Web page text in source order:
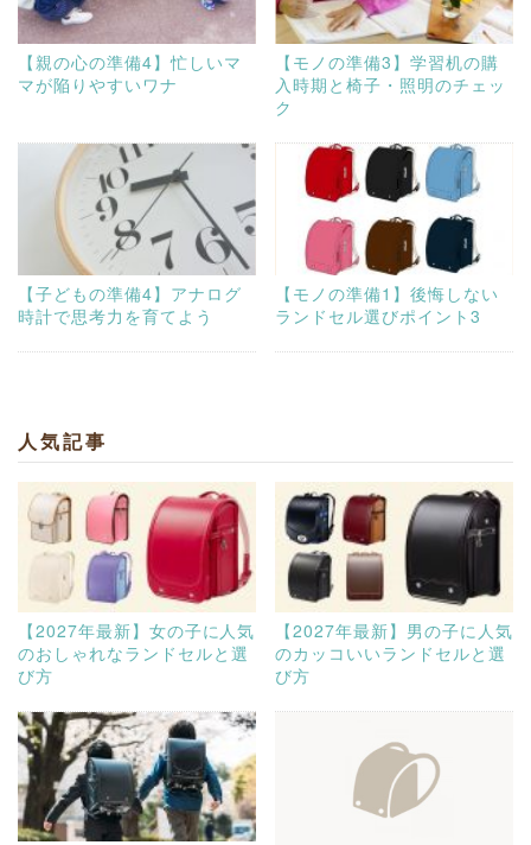
【親の心の準備4】忙しいマ
マが陥りやすいワナ
【モノの準備3】学習机の購
入時期と椅子・照明のチェッ
ク
【子どもの準備4】アナログ
時計で思考力を育てよう
【モノの準備1】後悔しない
ランドセル選びポイント3
人気記事
【2027年最新】女の子に人気
のおしゃれなランドセルと選
び方
【2027年最新】男の子に人気
のカッコいいランドセルと選
び方